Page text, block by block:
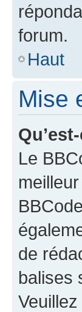
forum.
Haut
Mise
Le
de
balises